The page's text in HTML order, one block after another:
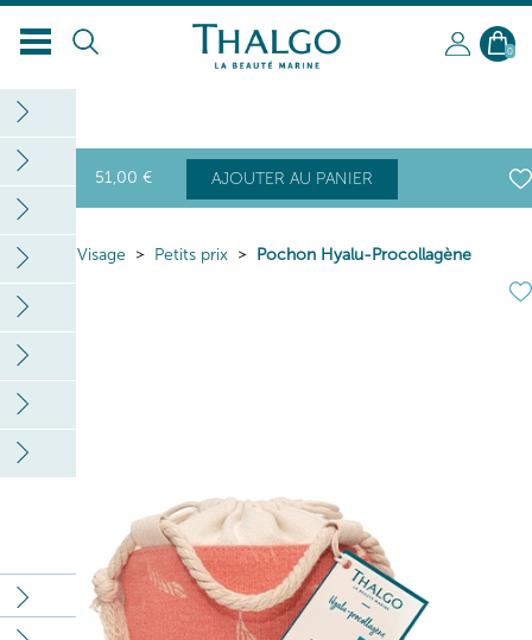
0
51,00 € AJOUTER AU PANIER
Home Visage Petits prix Pochon Hyalu-Procollagène